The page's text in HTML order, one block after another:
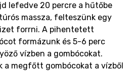
lefedve 20 percre a hűtőbe
massza, felteszünk egy
forrni. A pihentetett
formázunk és 5-6 perc
vízben a gombócokat.
a megfőtt gombócokat a vízből